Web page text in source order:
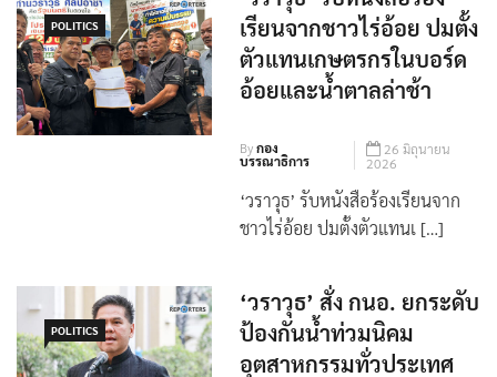
POLITICS
‘วราวุธ’ รับหนังสือร้อง
เรียนจากชาวไร่อ้อย ปมตั้ง
ตัวแทนเกษตรกรในบอร์ด
Byกอง
26 มิถุนายน
2026
‘วราวุธ’ รับหนังสือร้องเรียนจาก
POLITICS
‘วราวุธ’ สั่ง กนอ. ยกระดับ
ป้องกันน้ำท่วมนิคม